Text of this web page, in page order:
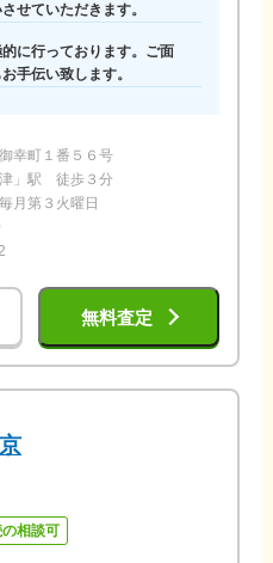
せていただきます。
に行っております。ご面
手伝い致します。
幸町１番５６号
」駅 徒歩３分
月第３火曜日
無料査定
相談可